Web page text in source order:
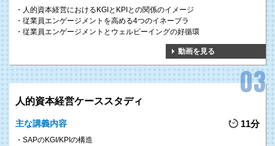
人的資本経営におけるKGIとKPIとの関係のイメージ
従業員エンゲージメントを高める4つのイネーブラ
従業員エンゲージメントとウェルビーイングの好循環
動画を見る
人的資本経営ケーススタディ
主な講義内容 11分
SAPのKGI/KPIの構造